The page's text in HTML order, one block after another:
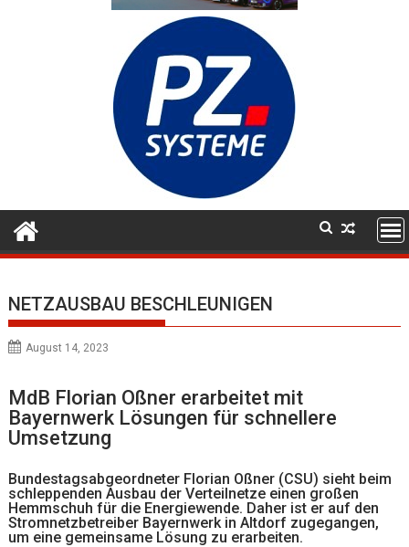
NETZAUSBAU BESCHLEUNIGEN
August 14, 2023
MdB Florian Oßner erarbeitet mit
Bayernwerk Lösungen für schnellere
Umsetzung
Bundestagsabgeordneter Florian Oßner (CSU) sieht beim
schleppenden Ausbau der Verteilnetze einen großen
Hemmschuh für die Energiewende. Daher ist er auf den
Stromnetzbetreiber Bayernwerk in Altdorf zugegangen,
um eine gemeinsame Lösung zu erarbeiten.